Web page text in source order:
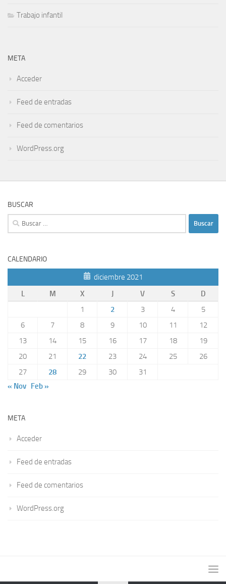
Trabajo infantil
META
Acceder
Feed de entradas
Feed de comentarios
WordPress.org
BUSCAR
Buscar:
CALENDARIO
diciembre 2021
L
M X J V S
D
1
2 3 4
5
6
7 8 9 10 11
12
13
14 15 16 17 18
19
20
21 22 23 24 25
26
27
28 29 30
31
« Nov Feb »
META
Acceder
Feed de entradas
Feed de comentarios
WordPress.org